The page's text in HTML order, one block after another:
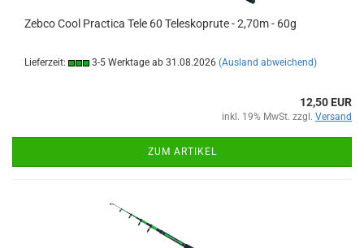
Zebco Cool Practica Tele 60 Teleskoprute - 2,70m - 60g
Lieferzeit: 3-5 Werktage ab 31.08.2026 (Ausland abweichend)
12,50 EUR
inkl. 19% MwSt. zzgl. Versand
ZUM ARTIKEL